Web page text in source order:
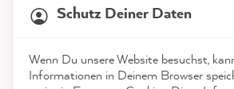
Service
Kontakt
Schutz Deiner Daten
Wenn Du unsere Website besuchst,
Informationen in Deinem Browser
reviews-io